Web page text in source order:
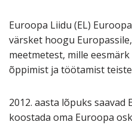
Euroopa Liidu (EL)
värsket hoogu
meetmetest, mille
õppimist ja töötamist
2012. aasta lõpuks saavad
koostada oma Euroopa